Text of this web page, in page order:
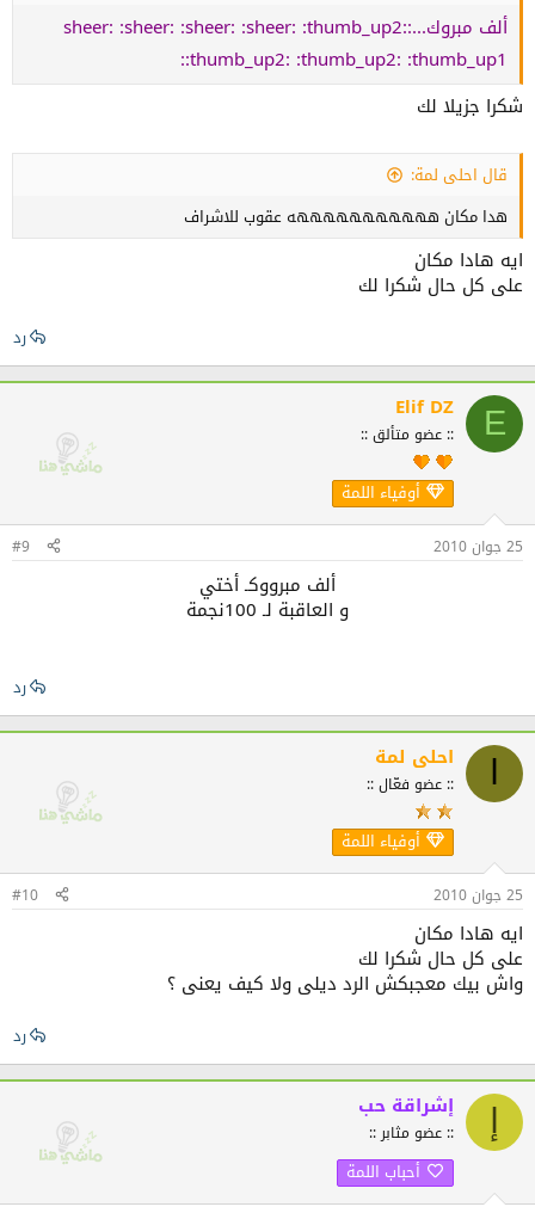
ألف مبروك...:sheer: :sheer: :sheer: :sheer: :thumb_up2:
:thumb_up2: :thumb_up2: :thumb_up1:
شكرا جزيلا لك
قال احلى لمة:
هدا مكان هههههههههههه عقوب للاشراف
ايه هادا مكان
على كل حال شكرا لك
رد
E
Elif DZ
:: عضو متألق ::
أوفياء اللمة
25 جوان 2010 #9
ألف مبرووكـ أختي
و العاقبة لـ 100نجمة
رد
احلى لمة
:: عضو فعّال ::
أوفياء اللمة
25 جوان 2010 #10
ايه هادا مكان
على كل حال شكرا لك
واش بيك معجبكش الرد ديلى ولا كيف يعنى ؟
رد
إشراقة حب
:: عضو مثابر ::
أحباب اللمة